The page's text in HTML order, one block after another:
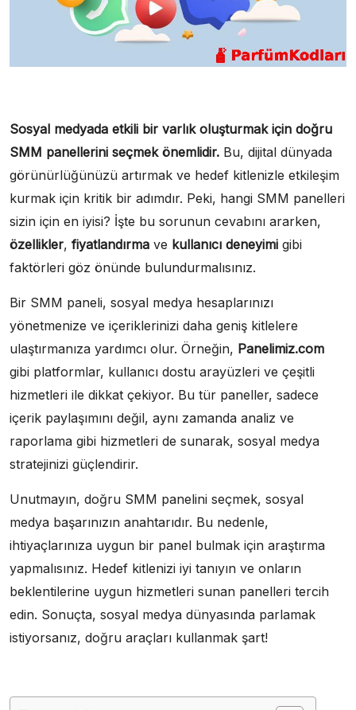
Sosyal medyada etkili bir varlık oluşturmak için doğru
SMM panellerini seçmek önemlidir. Bu, dijital dünyada
görünürlüğünüzü artırmak ve hedef kitlenizle etkileşim
kurmak için kritik bir adımdır. Peki, hangi SMM panelleri
sizin için en iyisi? İşte bu sorunun cevabını ararken,
özellikler, fiyatlandırma ve kullanıcı deneyimi gibi
faktörleri göz önünde bulundurmalısınız.
Bir SMM paneli, sosyal medya hesaplarınızı
yönetmenize ve içeriklerinizi daha geniş kitlelere
ulaştırmanıza yardımcı olur. Örneğin, Panelimiz.com
gibi platformlar, kullanıcı dostu arayüzleri ve çeşitli
hizmetleri ile dikkat çekiyor. Bu tür paneller, sadece
içerik paylaşımını değil, aynı zamanda analiz ve
raporlama gibi hizmetleri de sunarak, sosyal medya
stratejinizi güçlendirir.
Unutmayın, doğru SMM panelini seçmek, sosyal
medya başarınızın anahtarıdır. Bu nedenle,
ihtiyaçlarınıza uygun bir panel bulmak için araştırma
yapmalısınız. Hedef kitlenizi iyi tanıyın ve onların
beklentilerine uygun hizmetleri sunan panelleri tercih
edin. Sonuçta, sosyal medya dünyasında parlamak
istiyorsanız, doğru araçları kullanmak şart!